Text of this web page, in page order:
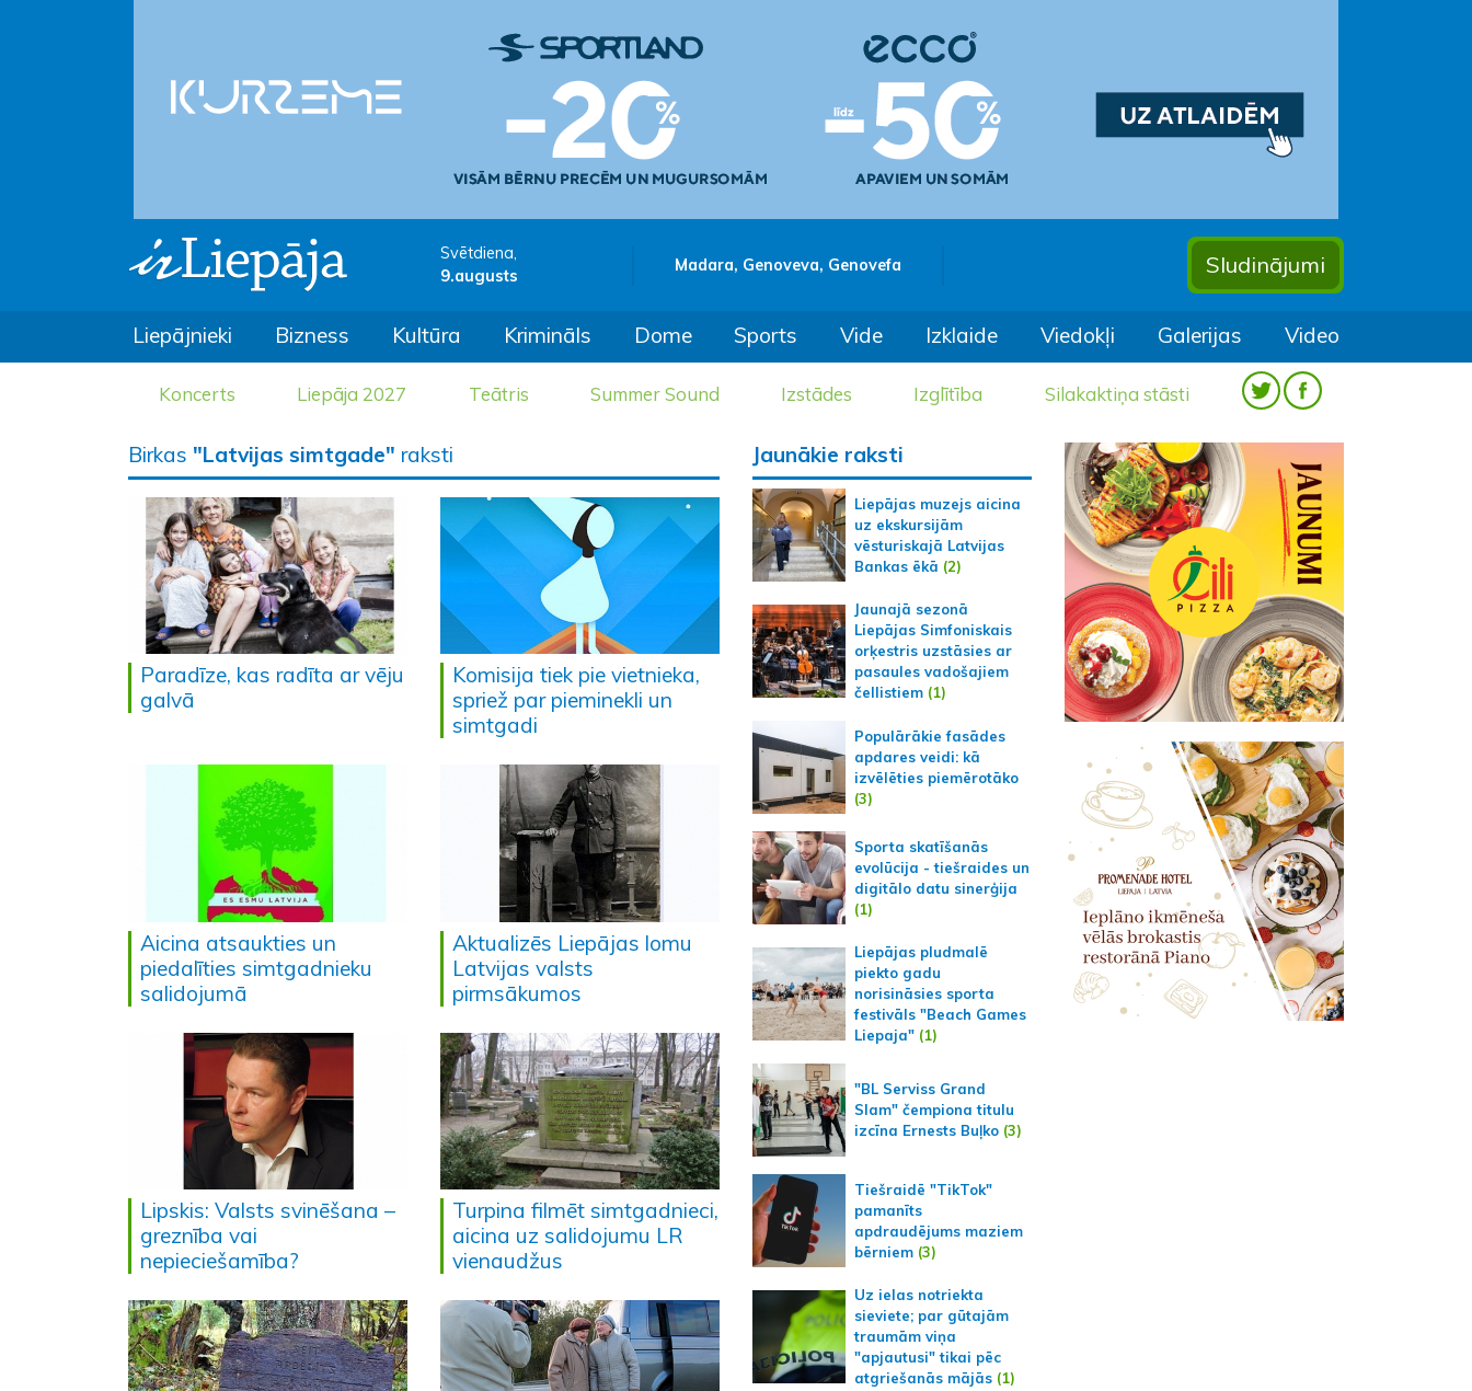
Svētdiena,
9.augusts
Madara, Genoveva, Genovefa Sludinājumi
Liepājnieki Bizness Kultūra Krimināls Dome Sports Vide Izklaide Viedokļi Galerijas Video
Koncerts Liepāja 2027 Teātris Summer Sound Izstādes Izglītība Silakaktiņa stāsti
Birkas "Latvijas simtgade" raksti
Paradīze, kas radīta ar vēju
galvā
Komisija tiek pie vietnieka,
spriež par pieminekli un
simtgadi
Aicina atsaukties un
piedalīties simtgadnieku
salidojumā
Aktualizēs Liepājas lomu
Latvijas valsts
pirmsākumos
Lipskis: Valsts svinēšana –
greznība vai
nepieciešamība?
Turpina filmēt simtgadnieci,
aicina uz salidojumu LR
vienaudžus
Jaunākie raksti
Liepājas muzejs aicina
uz ekskursijām
vēsturiskajā Latvijas
Bankas ēkā (2)
Jaunajā sezonā
Liepājas Simfoniskais
orķestris uzstāsies ar
pasaules vadošajiem
čellistiem (1)
Populārākie fasādes
apdares veidi: kā
izvēlēties piemērotāko
(3)
Sporta skatīšanās
evolūcija - tiešraides un
digitālo datu sinerģija
(1)
Liepājas pludmalē
piekto gadu
norisināsies sporta
festivāls "Beach Games
Liepaja" (1)
"BL Serviss Grand
Slam" čempiona titulu
izcīna Ernests Buļko (3)
Tiešraidē "TikTok"
pamanīts
apdraudējums maziem
bērniem (3)
Uz ielas notriekta
sieviete; par gūtajām
traumām viņa
"apjautusi" tikai pēc
atgriešanās mājās (1)